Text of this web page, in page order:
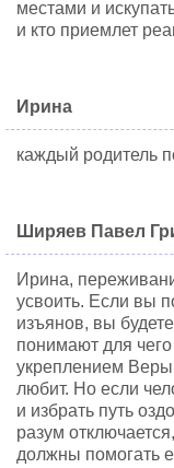
местами и
и кто приемлет
Ирина
каждый родитель
Ширяев Павел
Ирина,
усвоить. Если вы
изъянов, вы
понимают для
укреплением Веры
любит. Но если
и избрать путь
разум
должны помогать